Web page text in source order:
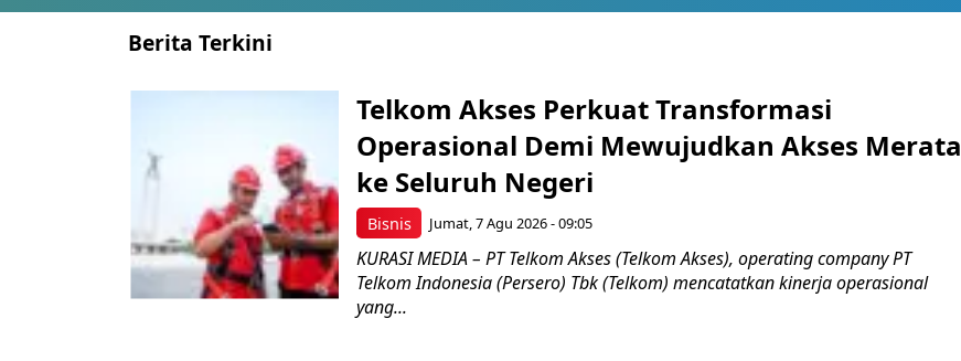
Berita Terkini
Bisnis
Telkom Akses Perkuat Transformasi
Operasional Demi Mewujudkan Akses Merata
ke Seluruh Negeri
Jumat, 7 Agu 2026 - 09:05
KURASI MEDIA – PT Telkom Akses (Telkom Akses), operating company PT
Telkom Indonesia (Persero) Tbk (Telkom) mencatatkan kinerja operasional
yang...